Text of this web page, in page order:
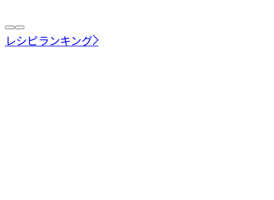
レシピランキング